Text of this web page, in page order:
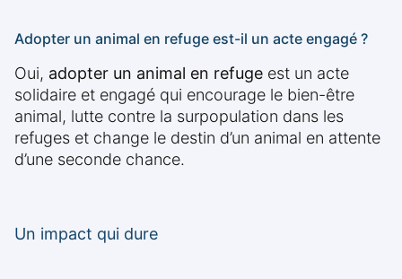
Adopter un animal en refuge est-il un acte engagé ?
Oui, adopter un animal en refuge est un acte
solidaire et engagé qui encourage le bien-être
animal, lutte contre la surpopulation dans les
refuges et change le destin d’un animal en attente
d’une seconde chance.
Un impact qui dure